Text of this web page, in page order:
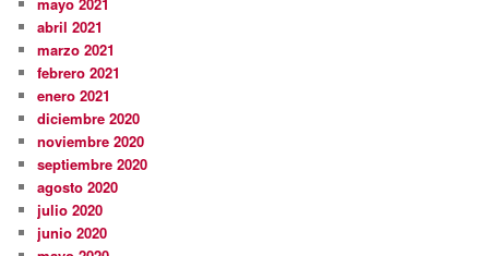
abril 2021
marzo 2021
febrero 2021
enero 2021
diciembre 2020
noviembre 2020
septiembre 2020
agosto 2020
julio 2020
junio 2020